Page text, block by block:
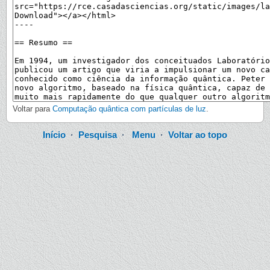
Voltar para Computação quântica com partículas de luz.
Início· Pesquisa·Menu · Voltar ao topo